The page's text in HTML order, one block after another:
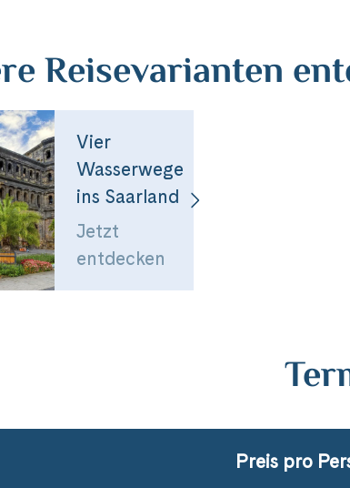
Reisevarianten
Vier
Wasserwege
ins Saarland
Jetzt
entdecken
Preis pro